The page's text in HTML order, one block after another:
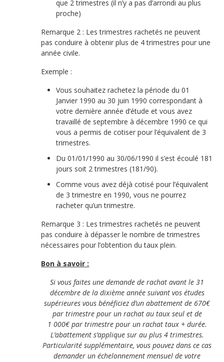
que 2 trimestres (il n’y a pas d’arrondi au plus
proche)
Remarque 2 : Les trimestres rachetés ne peuvent
pas conduire à obtenir plus de 4 trimestres pour une
année civile.
Exemple :
Vous souhaitez rachetez la période du 01
Janvier 1990 au 30 juin 1990 correspondant à
votre dernière année d’étude et vous avez
travaillé de septembre à décembre 1990 ce qui
vous a permis de cotiser pour l’équivalent de 3
trimestres.
Du 01/01/1990 au 30/06/1990 il s’est écoulé 181
jours soit 2 trimestres (181/90).
Comme vous avez déjà cotisé pour l’équivalent
de 3 trimestre en 1990, vous ne pourrez
racheter qu’un trimestre.
Remarque 3 : Les trimestres rachetés ne peuvent
pas conduire à dépasser le nombre de trimestres
nécessaires pour l’obtention du taux plein.
Bon à savoir :
Si vous faites une demande de rachat avant le 31
décembre de la dixième année suivant vos études
supérieures vous bénéficiez d’un abattement de 670€
par trimestre pour un rachat au taux seul et de
1 000€ par trimestre pour un rachat taux + durée.
L’abattement s’applique sur au plus 4 trimestres.
Particularité supplémentaire, vous pouvez dans ce cas
demander un échelonnement mensuel de votre